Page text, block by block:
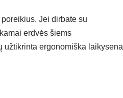
Jei dirbate su
erdvės šiems
užtikrinta ergonomiška laikysena